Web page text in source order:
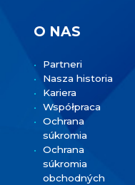
O NAS
Partneri
Nasza historia
Kariera
Współpraca
Ochrana
súkromia
Ochrana
súkromia
obchodných